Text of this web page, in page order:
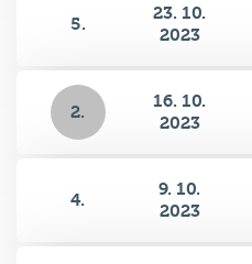
5.
23. 10.
2023
2.
16. 10.
2023
4.
9. 10.
2023